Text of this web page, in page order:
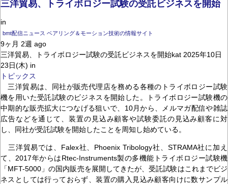
三洋貿易、トライボロジー試験の受託ビジネスを開始
in
bmt配信ニュース ベアリング＆モーション技術の情報サイト
9ヶ月 2週 ago
三洋貿易、トライボロジー試験の受託ビジネスを開始kat 2025年10日
23日(木) in
トピックス
三洋貿易は、同社が販売代理店を務める各種のトライボロジー試験
機を用いた受託試験のビジネスを開始した。トライボロジー試験機の
中期的な販売拡大につなげる狙いで、10月から、メルマガ配信や雑誌
広告などを通じて、装置の見込み顧客や試験委託の見込み顧客に対
し、同社が受託試験を開始したことを周知し始めている。
三洋貿易では、Falex社、Phoenix Tribology社、STRAMA社に加え
て、2017年からはRtec-Instruments製の多機能トライボロジー試験機
「MFT-5000」の国内販売を展開してきたが、受託試験はこれまでビジ
ネスとしては行っておらず、装置の購入見込み顧客向けに数サンプル